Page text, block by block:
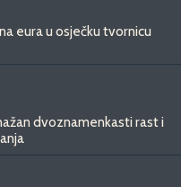
eura u osječku tvornicu
dvoznamenkasti rast i